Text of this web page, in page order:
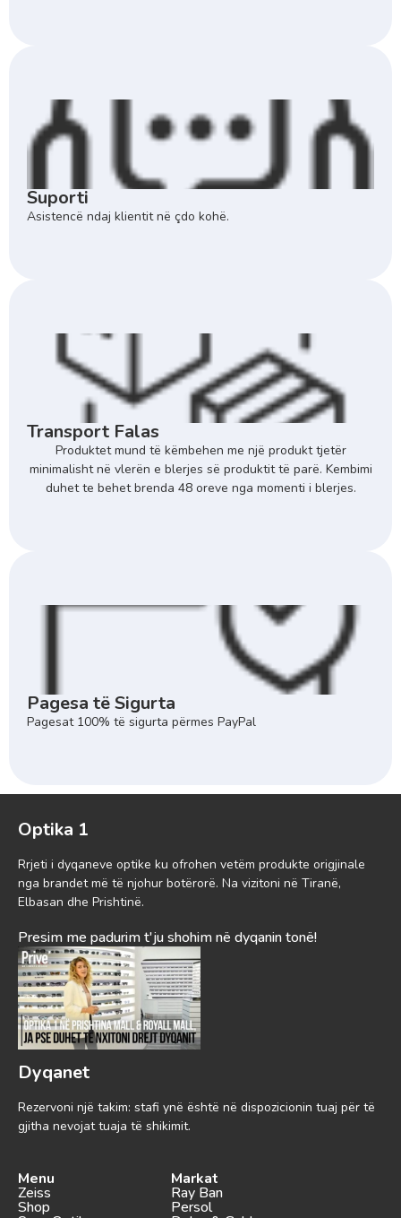
Suporti
Asistencë ndaj klientit në çdo kohë.
Transport Falas
Produktet mund të këmbehen me një produkt tjetër
minimalisht në vlerën e blerjes së produktit të parë. Kembimi
duhet te behet brenda 48 oreve nga momenti i blerjes.
Pagesa të Sigurta
Pagesat 100% të sigurta përmes PayPal
Optika 1
Rrjeti i dyqaneve optike ku ofrohen vetëm produkte origjinale
nga brandet më të njohur botërorë. Na vizitoni në Tiranë,
Elbasan dhe Prishtinë.
Presim me padurim t'ju shohim në dyqanin tonë!
Dyqanet
Rezervoni një takim: stafi ynë është në dispozicionin tuaj për të
gjitha nevojat tuaja të shikimit.
Menu
Zeiss
Shop
Markat
Ray Ban
Persol